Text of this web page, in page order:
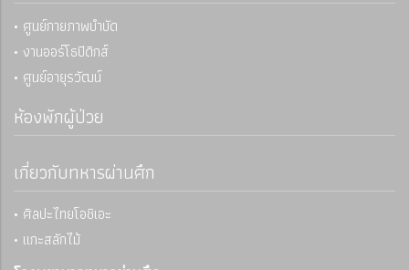
• ศูนย์กายภาพบำบัด
• งานออร์โธปิดิกส์
• ศูนย์อายุรวัฒน์
ห้องพักผู้ป่วย
เกี่ยวกับทหารผ่านศึก
• ศิลปะไทยโอชิเอะ
• แกะสลักไม้